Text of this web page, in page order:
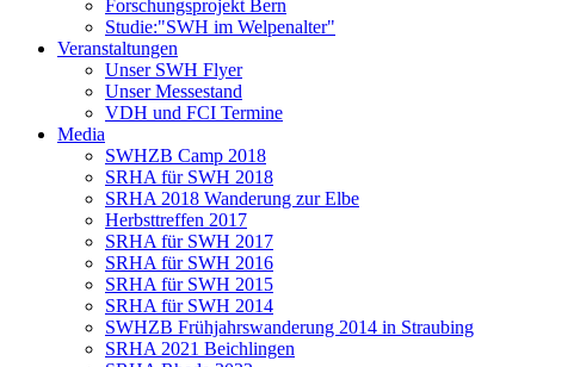
Forschungsprojekt Bern
Studie:"SWH im Welpenalter"
Veranstaltungen
Unser SWH Flyer
Unser Messestand
VDH und FCI Termine
Media
SWHZB Camp 2018
SRHA für SWH 2018
SRHA 2018 Wanderung zur Elbe
Herbsttreffen 2017
SRHA für SWH 2017
SRHA für SWH 2016
SRHA für SWH 2015
SRHA für SWH 2014
SWHZB Frühjahrswanderung 2014 in Straubing
SRHA 2021 Beichlingen